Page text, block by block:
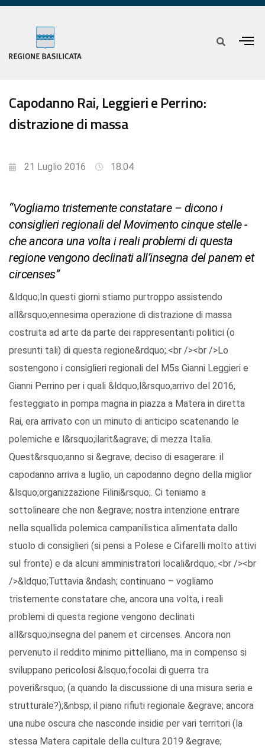
Capodanno Rai, Leggieri e Perrino:
distrazione di massa
21 Luglio 2016 18:04
“Vogliamo tristemente constatare – dicono i
consiglieri regionali del Movimento cinque stelle -
che ancora una volta i reali problemi di questa
regione vengono declinati all’insegna del panem et
circenses”
&ldquo;In questi giorni stiamo purtroppo assistendo
all&rsquo;ennesima operazione di distrazione di massa
costruita ad arte da parte dei rappresentanti politici (o
presunti tali) di questa regione&rdquo;.<br /><br />Lo
sostengono i consiglieri regionali del M5s Gianni Leggieri e
Gianni Perrino per i quali &ldquo;l&rsquo;arrivo del 2016,
festeggiato in pompa magna in piazza a Matera in diretta
Rai, era arrivato con un minuto di anticipo scatenando le
polemiche e l&rsquo;ilarit&agrave; di mezza Italia.
Quest&rsquo;anno si &egrave; deciso di esagerare: il
capodanno arriva a luglio, un capodanno degno della miglior
&lsquo;organizzazione Filini&rsquo;. Ci teniamo a
sottolineare che non &egrave; nostra intenzione entrare
nella squallida polemica campanilistica alimentata dallo
stuolo di consiglieri (si pensi a Polese e Cifarelli molto attivi
sul fronte) e da alcuni amministratori locali&rdquo;.<br /><br
/>&ldquo;Tuttavia &ndash; continuano – vogliamo
tristemente constatare che, ancora una volta, i reali
problemi di questa regione vengono declinati
all&rsquo;insegna del panem et circenses. Ancora non
pervenuto il reddito minimo pittelliano, ma in compenso si
sviluppano pericolosi &lsquo;focolai di guerra tra
poveri&rsquo; (a quando la discussione di una misura seria e
strutturale?);&nbsp; il piano rifiuti regionale &egrave; ancora
una nube oscura che nasconde insidie per vari territori (la
stessa Matera capitale della cultura 2019 &egrave;